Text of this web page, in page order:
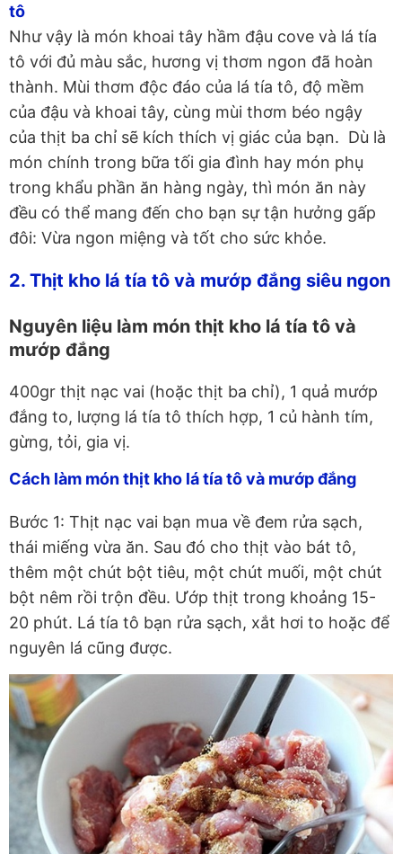
tô
Như vậy là món khoai tây hầm đậu cove và lá tía
tô với đủ màu sắc, hương vị thơm ngon đã hoàn
thành. Mùi thơm độc đáo của lá tía tô, độ mềm
của đậu và khoai tây, cùng mùi thơm béo ngậy
của thịt ba chỉ sẽ kích thích vị giác của bạn. Dù là
món chính trong bữa tối gia đình hay món phụ
trong khẩu phần ăn hàng ngày, thì món ăn này
đều có thể mang đến cho bạn sự tận hưởng gấp
đôi: Vừa ngon miệng và tốt cho sức khỏe.
2. Thịt kho lá tía tô và mướp đắng siêu ngon
Nguyên liệu làm món thịt kho lá tía tô và
mướp đắng
400gr thịt nạc vai (hoặc thịt ba chỉ), 1 quả mướp
đắng to, lượng lá tía tô thích hợp, 1 củ hành tím,
gừng, tỏi, gia vị.
Cách làm món thịt kho lá tía tô và mướp đắng
Bước 1: Thịt nạc vai bạn mua về đem rửa sạch,
thái miếng vừa ăn. Sau đó cho thịt vào bát tô,
thêm một chút bột tiêu, một chút muối, một chút
bột nêm rồi trộn đều. Ướp thịt trong khoảng 15-
20 phút. Lá tía tô bạn rửa sạch, xắt hơi to hoặc để
nguyên lá cũng được.